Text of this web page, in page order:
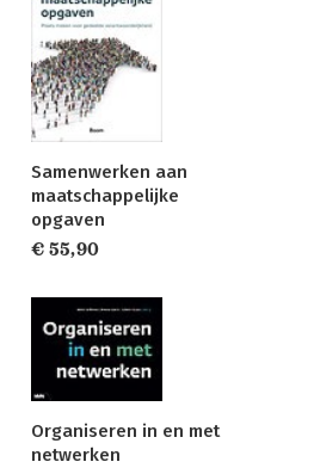
Samenwerken aan
maatschappelijke
opgaven
€ 55,90
Organiseren in en met
netwerken